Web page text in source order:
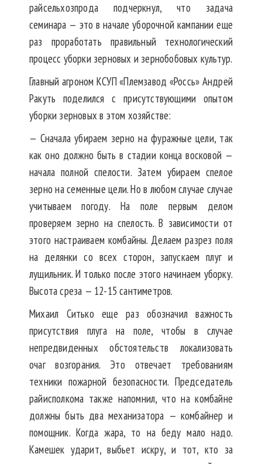
райсельхозпрода подчеркнул, что задача
семинара — это в начале уборочной кампании еще
раз проработать правильный технологический
процесс уборки зерновых и зернобобовых культур.
Главный агроном КСУП «Племзавод «Россь» Андрей
Ракуть поделился с присутствующими опытом
уборки зерновых в этом хозяйстве:
— Сначала убираем зерно на фуражные цели, так
как оно должно быть в стадии конца восковой —
начала полной спелости. Затем убираем спелое
зерно на семенные цели. Но в любом случае случае
учитываем погоду. На поле первым делом
проверяем зерно на спелость. В зависимости от
этого настраиваем комбайны. Делаем разрез поля
на делянки со всех сторон, запускаем плуг и
лущильник. И только после этого начинаем уборку.
Высота среза — 12-15 сантиметров.
Михаил Ситько еще раз обозначил важность
присутствия плуга на поле, чтобы в случае
непредвиденных обстоятельств локализовать
очаг возгорания. Это отвечает требованиям
техники пожарной безопасности. Председатель
райисполкома также напомнил, что на комбайне
должны быть два механизатора — комбайнер и
помощник. Когда жара, то на беду мало надо.
Камешек ударит, выбьет искру, и тот, кто за